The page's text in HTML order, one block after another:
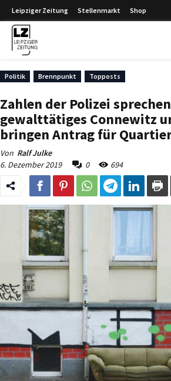
Leipziger Zeitung Stellenmarkt Shop
Politik Brennpunkt Topposts
Zahlen der Polizei
gewalttätiges Connewitz
bringen Antrag für
Von Ralf Julke
6. Dezember 2019
0 694